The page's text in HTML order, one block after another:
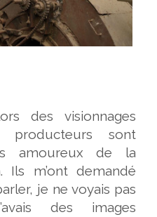
des visionnages
producteurs sont
amoureux de la
Ils m’ont demandé
je ne voyais pas
des images